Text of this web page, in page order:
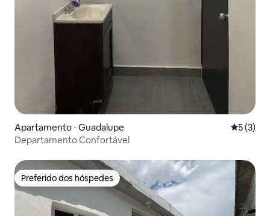
Apartamento ⋅ Guadalupe 5 de
5 (3)
Departamento Confortável
Preferido dos hóspedes
Preferido dos hóspedes